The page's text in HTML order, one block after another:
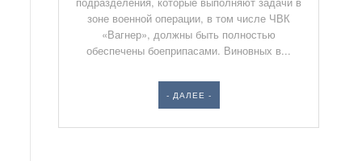
зоне военной операции, в том числе ЧВК
«Вагнер», должны быть полностью
обеспечены боеприпасами. Виновных в...
- ДАЛЕЕ -